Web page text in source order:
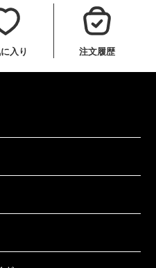
入り 注文履歴